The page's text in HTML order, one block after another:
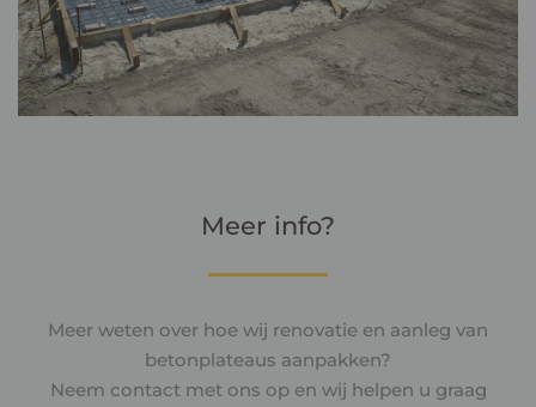
Meer info?
Meer weten over hoe wij renovatie en aanleg van
betonplateaus aanpakken?
Neem contact met ons op en wij helpen u graag